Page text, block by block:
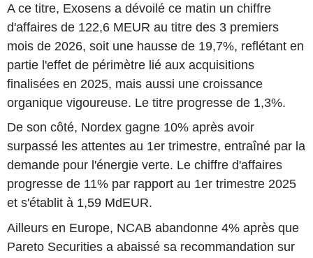
A ce titre, Exosens a dévoilé ce matin un chiffre
d'affaires de 122,6 MEUR au titre des 3 premiers
mois de 2026, soit une hausse de 19,7%, reflétant en
partie l'effet de périmètre lié aux acquisitions
finalisées en 2025, mais aussi une croissance
organique vigoureuse. Le titre progresse de 1,3%.
De son côté, Nordex gagne 10% après avoir
surpassé les attentes au 1er trimestre, entraîné par la
demande pour l'énergie verte. Le chiffre d'affaires
progresse de 11% par rapport au 1er trimestre 2025
et s'établit à 1,59 MdEUR.
Ailleurs en Europe, NCAB abandonne 4% après que
Pareto Securities a abaissé sa recommandation sur